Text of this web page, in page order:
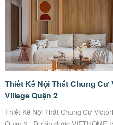
Thiết Kế Nội Thất Chung Cư
Village Quận 2
Thiết Kế Nội Thất Chung Cư